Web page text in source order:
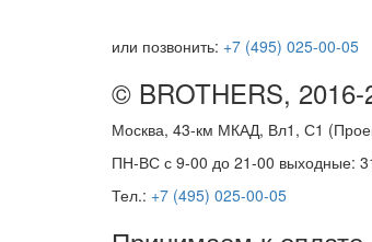
или позвонить: +7 (495) 025-00-05
© BROTHERS, 2016-
Москва, 43-км МКАД, Вл1, С1
ПН-ВС с 9-00 до 21-00 выходные:
Тел.: +7 (495) 025-00-05